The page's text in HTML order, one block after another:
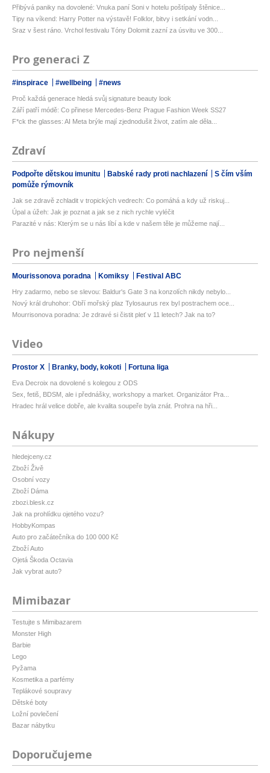
Přibývá paniky na dovolené: Vnuka paní Soni v hotelu poštípaly štěnice...
Tipy na víkend: Harry Potter na výstavě! Folklor, bitvy i setkání vodn...
Sraz v šest ráno. Vrchol festivalu Tóny Dolomit zazní za úsvitu ve 300...
Pro generaci Z
#inspirace #wellbeing #news
Proč každá generace hledá svůj signature beauty look
Září patří módě: Co přinese Mercedes-Benz Prague Fashion Week SS27
F*ck the glasses: AI Meta brýle mají zjednodušit život, zatím ale děla...
Zdraví
Podpořte dětskou imunitu Babské rady proti nachlazení
S čím vším
pomůže rýmovník
Jak se zdravě zchladit v tropických vedrech: Co pomáhá a kdy už riskuj...
Úpal a úžeh: Jak je poznat a jak se z nich rychle vyléčit
Parazité v nás: Kterým se u nás líbí a kde v našem těle je můžeme nají...
Pro nejmenší
Mourissonova poradna Komiksy Festival ABC
Hry zadarmo, nebo se slevou: Baldur's Gate 3 na konzolích nikdy nebylo...
Nový král druhohor: Obří mořský plaz Tylosaurus rex byl postrachem oce...
Mourrisonova poradna: Je zdravé si čistit pleť v 11 letech? Jak na to?
Video
Prostor X Branky, body, kokoti Fortuna liga
Eva Decroix na dovolené s kolegou z ODS
Sex, fetiš, BDSM, ale i přednášky, workshopy a market. Organizátor Pra...
Hradec hrál velice dobře, ale kvalita soupeře byla znát. Prohra na hři...
Nákupy
hledejceny.cz
Zboží Živě
Osobní vozy
Zboží Dáma
zbozi.blesk.cz
Jak na prohlídku ojetého vozu?
HobbyKompas
Auto pro začátečníka do 100 000 Kč
Zboží Auto
Ojetá Škoda Octavia
Jak vybrat auto?
Mimibazar
Testujte s Mimibazarem
Monster High
Barbie
Lego
Pyžama
Kosmetika a parfémy
Teplákové soupravy
Dětské boty
Ložní povlečení
Bazar nábytku
Doporučujeme